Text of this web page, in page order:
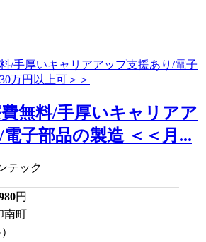
無料/手厚いキャリアア
子部品の製造 ＜＜月...
テック
円
南町